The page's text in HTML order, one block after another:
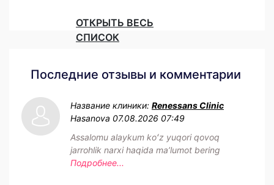
ОТКРЫТЬ ВЕСЬ
СПИСОК
Последние отзывы и комментарии
Название клиники: Renessans Clinic
Hasanova 07.08.2026 07:49
Assalomu alaykum koʻz yuqori qovoq
jarrohlik narxi haqida maʼlumot bering
Подробнее...